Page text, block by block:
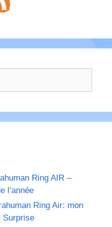
Ring AIR –
l’année
Ring Air: mon
Surprise